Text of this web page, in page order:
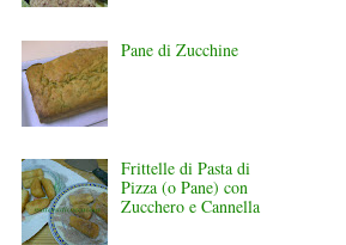
Pane di Zucchine
Frittelle di Pasta di
Pizza (o Pane) con
Zucchero e Cannella